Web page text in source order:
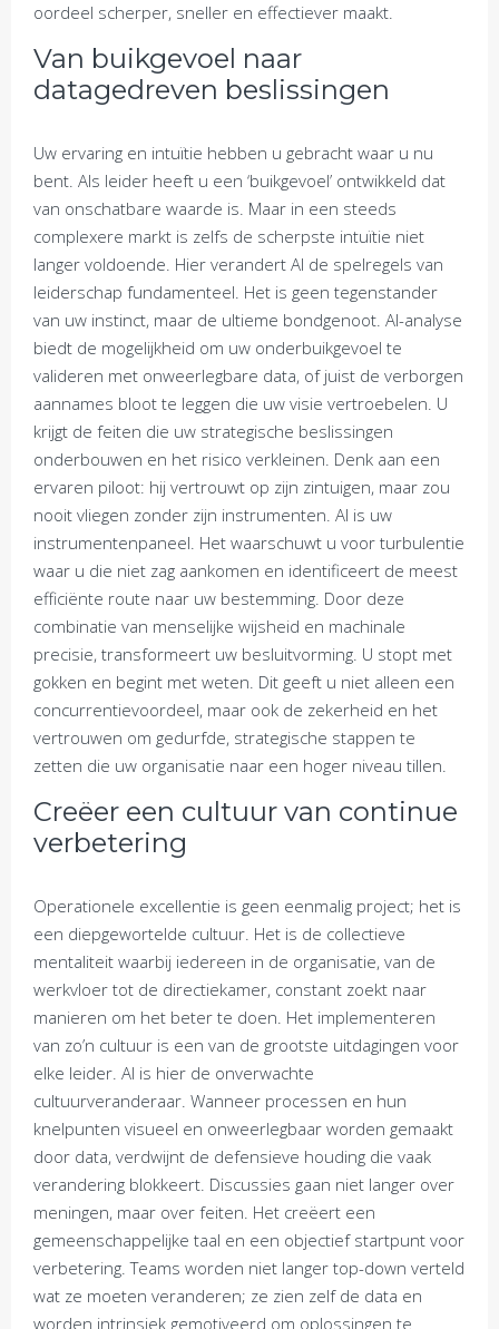
oordeel scherper, sneller en effectiever maakt.
Van buikgevoel naar
datagedreven beslissingen
Uw ervaring en intuïtie hebben u gebracht waar u nu
bent. Als leider heeft u een ‘buikgevoel’ ontwikkeld dat
van onschatbare waarde is. Maar in een steeds
complexere markt is zelfs de scherpste intuïtie niet
langer voldoende. Hier verandert AI de spelregels van
leiderschap fundamenteel. Het is geen tegenstander
van uw instinct, maar de ultieme bondgenoot. AI-analyse
biedt de mogelijkheid om uw onderbuikgevoel te
valideren met onweerlegbare data, of juist de verborgen
aannames bloot te leggen die uw visie vertroebelen. U
krijgt de feiten die uw strategische beslissingen
onderbouwen en het risico verkleinen. Denk aan een
ervaren piloot: hij vertrouwt op zijn zintuigen, maar zou
nooit vliegen zonder zijn instrumenten. AI is uw
instrumentenpaneel. Het waarschuwt u voor turbulentie
waar u die niet zag aankomen en identificeert de meest
efficiënte route naar uw bestemming. Door deze
combinatie van menselijke wijsheid en machinale
precisie, transformeert uw besluitvorming. U stopt met
gokken en begint met weten. Dit geeft u niet alleen een
concurrentievoordeel, maar ook de zekerheid en het
vertrouwen om gedurfde, strategische stappen te
zetten die uw organisatie naar een hoger niveau tillen.
Creëer een cultuur van continue
verbetering
Operationele excellentie is geen eenmalig project; het is
een diepgewortelde cultuur. Het is de collectieve
mentaliteit waarbij iedereen in de organisatie, van de
werkvloer tot de directiekamer, constant zoekt naar
manieren om het beter te doen. Het implementeren
van zo’n cultuur is een van de grootste uitdagingen voor
elke leider. AI is hier de onverwachte
cultuurveranderaar. Wanneer processen en hun
knelpunten visueel en onweerlegbaar worden gemaakt
door data, verdwijnt de defensieve houding die vaak
verandering blokkeert. Discussies gaan niet langer over
meningen, maar over feiten. Het creëert een
gemeenschappelijke taal en een objectief startpunt voor
verbetering. Teams worden niet langer top-down verteld
wat ze moeten veranderen; ze zien zelf de data en
worden intrinsiek gemotiveerd om oplossingen te